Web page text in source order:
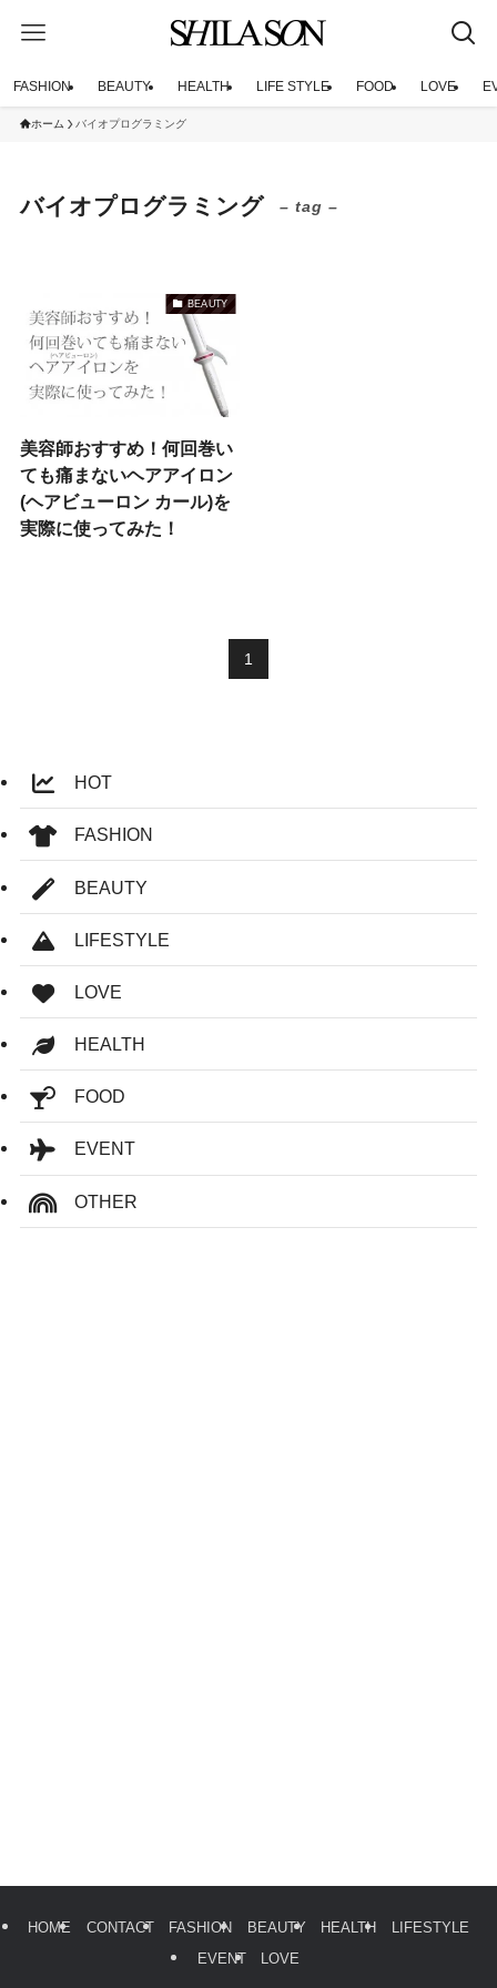
FASHION BEAUTY HEALTH LIFE STYLE FOOD LOVE
ホーム バイオプログラミング
バイオプログラミング – tag –
BEAUTY
美容師おすすめ！何回巻い
ても痛まないヘアアイロン
(ヘアビューロン カール)を
実際に使ってみた！
1
HOT
FASHION
BEAUTY
LIFESTYLE
LOVE
HEALTH
FOOD
EVENT
OTHER
HOME CONTACT FASHION BEAUTY HEALTH
LIFESTYLE
EVENT
LOVE